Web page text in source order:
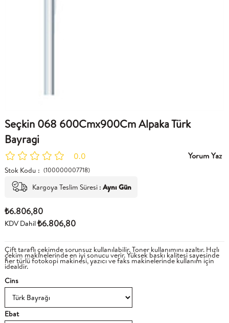
Seçkin 068 600Cmx900Cm Alpaka Türk
Bayragi
0.0 Yorum Yaz
Stok Kodu (100000007718)
Kargoya Teslim Süresi : Aynı Gün
₺6.806,80
KDV Dahil₺6.806,80
Çift taraflı çekimde sorunsuz kullanılabilir. Toner kullanımını azaltır. Hızlı
çekim makinelerinde en iyi sonucu verir. Yüksek baskı kalitesi sayesinde
her türlü fotokopi makinesi, yazıcı ve faks makinelerinde kullanım için
idealdir.
Cins
Ebat